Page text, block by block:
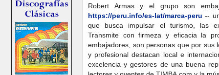
Robert Armas y el grupo son
https://peru.info/es-lat/marca-peru --
que busca impulsar el turismo, las
Transmite con firmeza y eficacia la
embajadores, son personas que por sus
y profesional destacan local e
excelencia y gestores de una buena